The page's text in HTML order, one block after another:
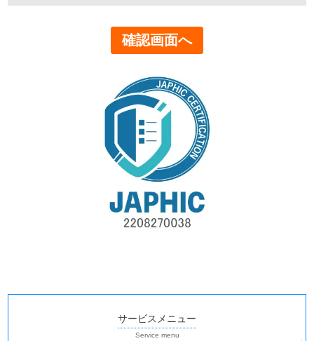
サービスメニュー